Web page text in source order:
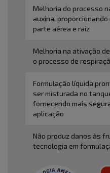
Melhoria do processo
auxina,
parte aérea e raiz
Melhoria na ativação
o processo de
Formulação líquida
ser misturada no
fornecendo mais
aplicação
Não produz danos às
tecnologia em